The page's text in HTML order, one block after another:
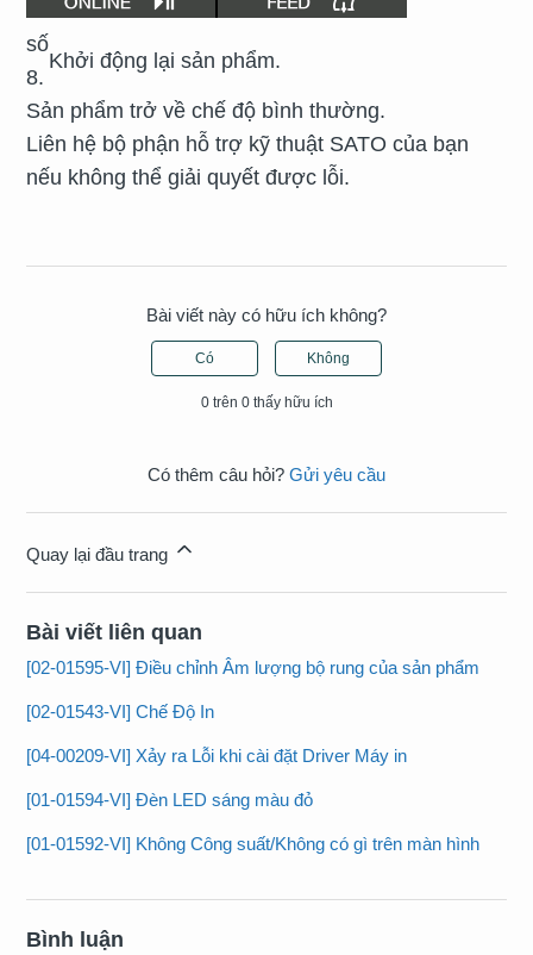
số
8.
Khởi động lại sản phẩm.
Sản phẩm trở về chế độ bình thường.
Liên hệ bộ phận hỗ trợ kỹ thuật SATO của bạn
nếu không thể giải quyết được lỗi.
Bài viết này có hữu ích không?
Có Không
0 trên 0 thấy hữu ích
Có thêm câu hỏi? Gửi yêu cầu
Quay lại đầu trang
Bài viết liên quan
[02-01595-VI] Điều chỉnh Âm lượng bộ rung của sản phẩm
[02-01543-VI] Chế Độ In
[04-00209-VI] Xảy ra Lỗi khi cài đặt Driver Máy in
[01-01594-VI] Đèn LED sáng màu đỏ
[01-01592-VI] Không Công suất/Không có gì trên màn hình
Bình luận